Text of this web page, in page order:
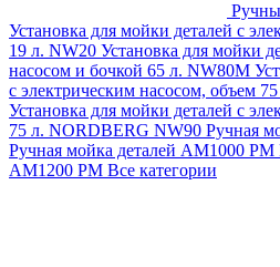
Установка для мойки деталей с
19 л. NW20 Установка для мойки
насосом и бочкой 65 л. NW80M
с электрическим насосом, объем
Установка для мойки деталей с
75 л. NORDBERG NW90 Ручная
Ручная мойка деталей АМ1000 РМ
АМ1200 РМ Все категории